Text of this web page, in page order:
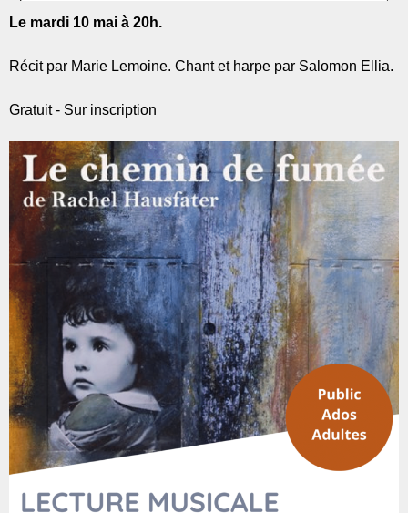
Le mardi 10 mai à 20h.
Récit par Marie Lemoine. Chant et harpe par Salomon Ellia.
Gratuit - Sur inscription